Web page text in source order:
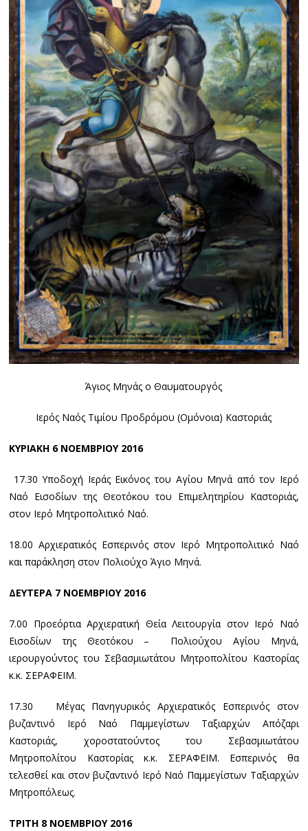
Άγιος Μηνάς ο Θαυματουργός
Ιερός Ναός Τιμίου Προδρόμου (Ομόνοια) Καστοριάς
ΚΥΡΙΑΚΗ 6 ΝΟΕΜΒΡΙΟΥ 2016
17.30 Υποδοχή Ιεράς Εικόνος του Αγίου Μηνά από τον Ιερό
Ναό Εισοδίων της Θεοτόκου του Επιμελητηρίου Καστοριάς,
στον Ιερό Μητροπολιτικό Ναό.
18.00 Αρχιερατικός Εσπερινός στον Ιερό Μητροπολιτικό Ναό
και παράκληση στον Πολιούχο Άγιο Μηνά.
ΔΕΥΤΕΡΑ 7 ΝΟΕΜΒΡΙΟΥ 2016
7.00 Προεόρτια Αρχιερατική Θεία Λειτουργία στον Ιερό Ναό
Εισοδίων της Θεοτόκου – Πολιούχου Αγίου Μηνά,
ιερουργούντος του Σεβασμιωτάτου Μητροπολίτου Καστορίας
κ.κ. ΣΕΡΑΦΕΙΜ.
17.30 Μέγας Πανηγυρικός Αρχιερατικός Εσπερινός στον
βυζαντινό Ιερό Ναό Παμμεγίστων Ταξιαρχών Απόζαρι
Καστοριάς, χοροστατούντος του Σεβασμιωτάτου
Μητροπολίτου Καστορίας κ.κ. ΣΕΡΑΦΕΙΜ. Εσπερινός θα
τελεσθεί και στον βυζαντινό Ιερό Ναό Παμμεγίστων Ταξιαρχών
Μητροπόλεως.
ΤΡΙΤΗ 8 ΝΟΕΜΒΡΙΟΥ 2016